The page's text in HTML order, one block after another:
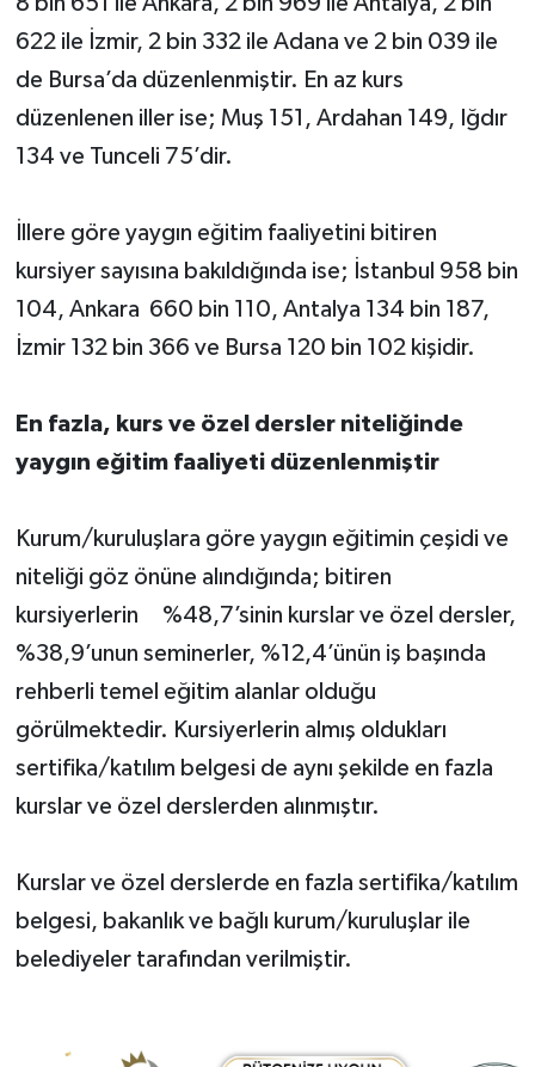
622 ile İzmir, 2 bin 332 ile Adana ve 2 bin 039 ile
de Bursa’da düzenlenmiştir. En az kurs
düzenlenen iller ise; Muş 151, Ardahan 149, Iğdır
134 ve Tunceli 75’dir.
İllere göre yaygın eğitim faaliyetini bitiren
kursiyer sayısına bakıldığında ise; İstanbul 958 bin
104, Ankara 660 bin 110, Antalya 134 bin 187,
İzmir 132 bin 366 ve Bursa 120 bin 102 kişidir.
En fazla, kurs ve özel dersler niteliğinde
yaygın eğitim faaliyeti düzenlenmiştir
Kurum/kuruluşlara göre yaygın eğitimin çeşidi ve
niteliği göz önüne alındığında; bitiren
kursiyerlerin %48,7’sinin kurslar ve özel dersler,
%38,9’unun seminerler, %12,4’ünün iş başında
rehberli temel eğitim alanlar olduğu
görülmektedir. Kursiyerlerin almış oldukları
sertifika/katılım belgesi de aynı şekilde en fazla
kurslar ve özel derslerden alınmıştır.
Kurslar ve özel derslerde en fazla sertifika/katılım
belgesi, bakanlık ve bağlı kurum/kuruluşlar ile
belediyeler tarafından verilmiştir.